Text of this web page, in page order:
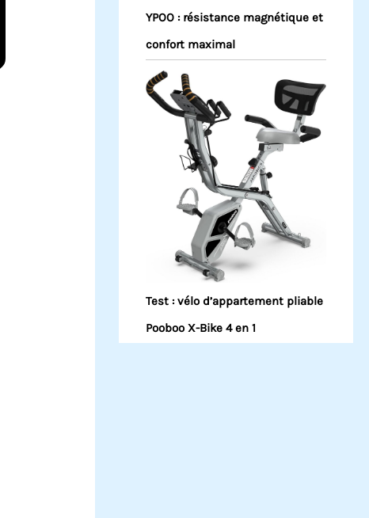
YPOO : résistance magnétique et
confort maximal
Test : vélo d’appartement pliable
Pooboo X-Bike 4 en 1